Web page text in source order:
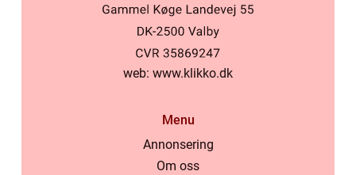
web: www.klikko.dk
Menu
Annonsering
Om oss